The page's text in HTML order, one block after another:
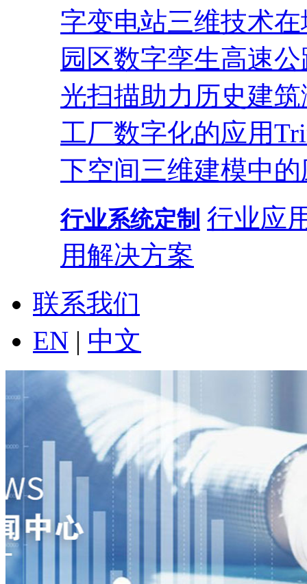
字变电站三维技术
园区数字孪生高速
光扫描助力历史建
工厂数字化的应用
下空间三维建模中
行业系统定制 行业应
用解决方案
联系我们
EN | 中文